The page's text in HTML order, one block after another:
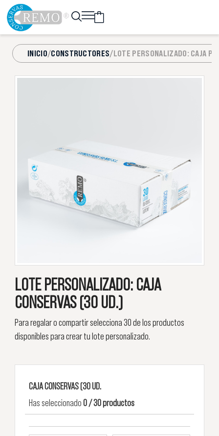
INICIO/CONSTRUCTORES/LOTE PERSONALIZADO: CAJA
LOTE PERSONALIZADO: CAJA
CONSERVAS (30 UD.)
Para regalar o compartir selecciona 30 de los productos
disponibles para crear tu lote personalizado.
CAJA CONSERVAS (30 UD.
Has seleccionado0 / 30 productos